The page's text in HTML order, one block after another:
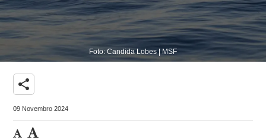
Foto: Candida Lobes | MSF
share
09 Novembro 2024